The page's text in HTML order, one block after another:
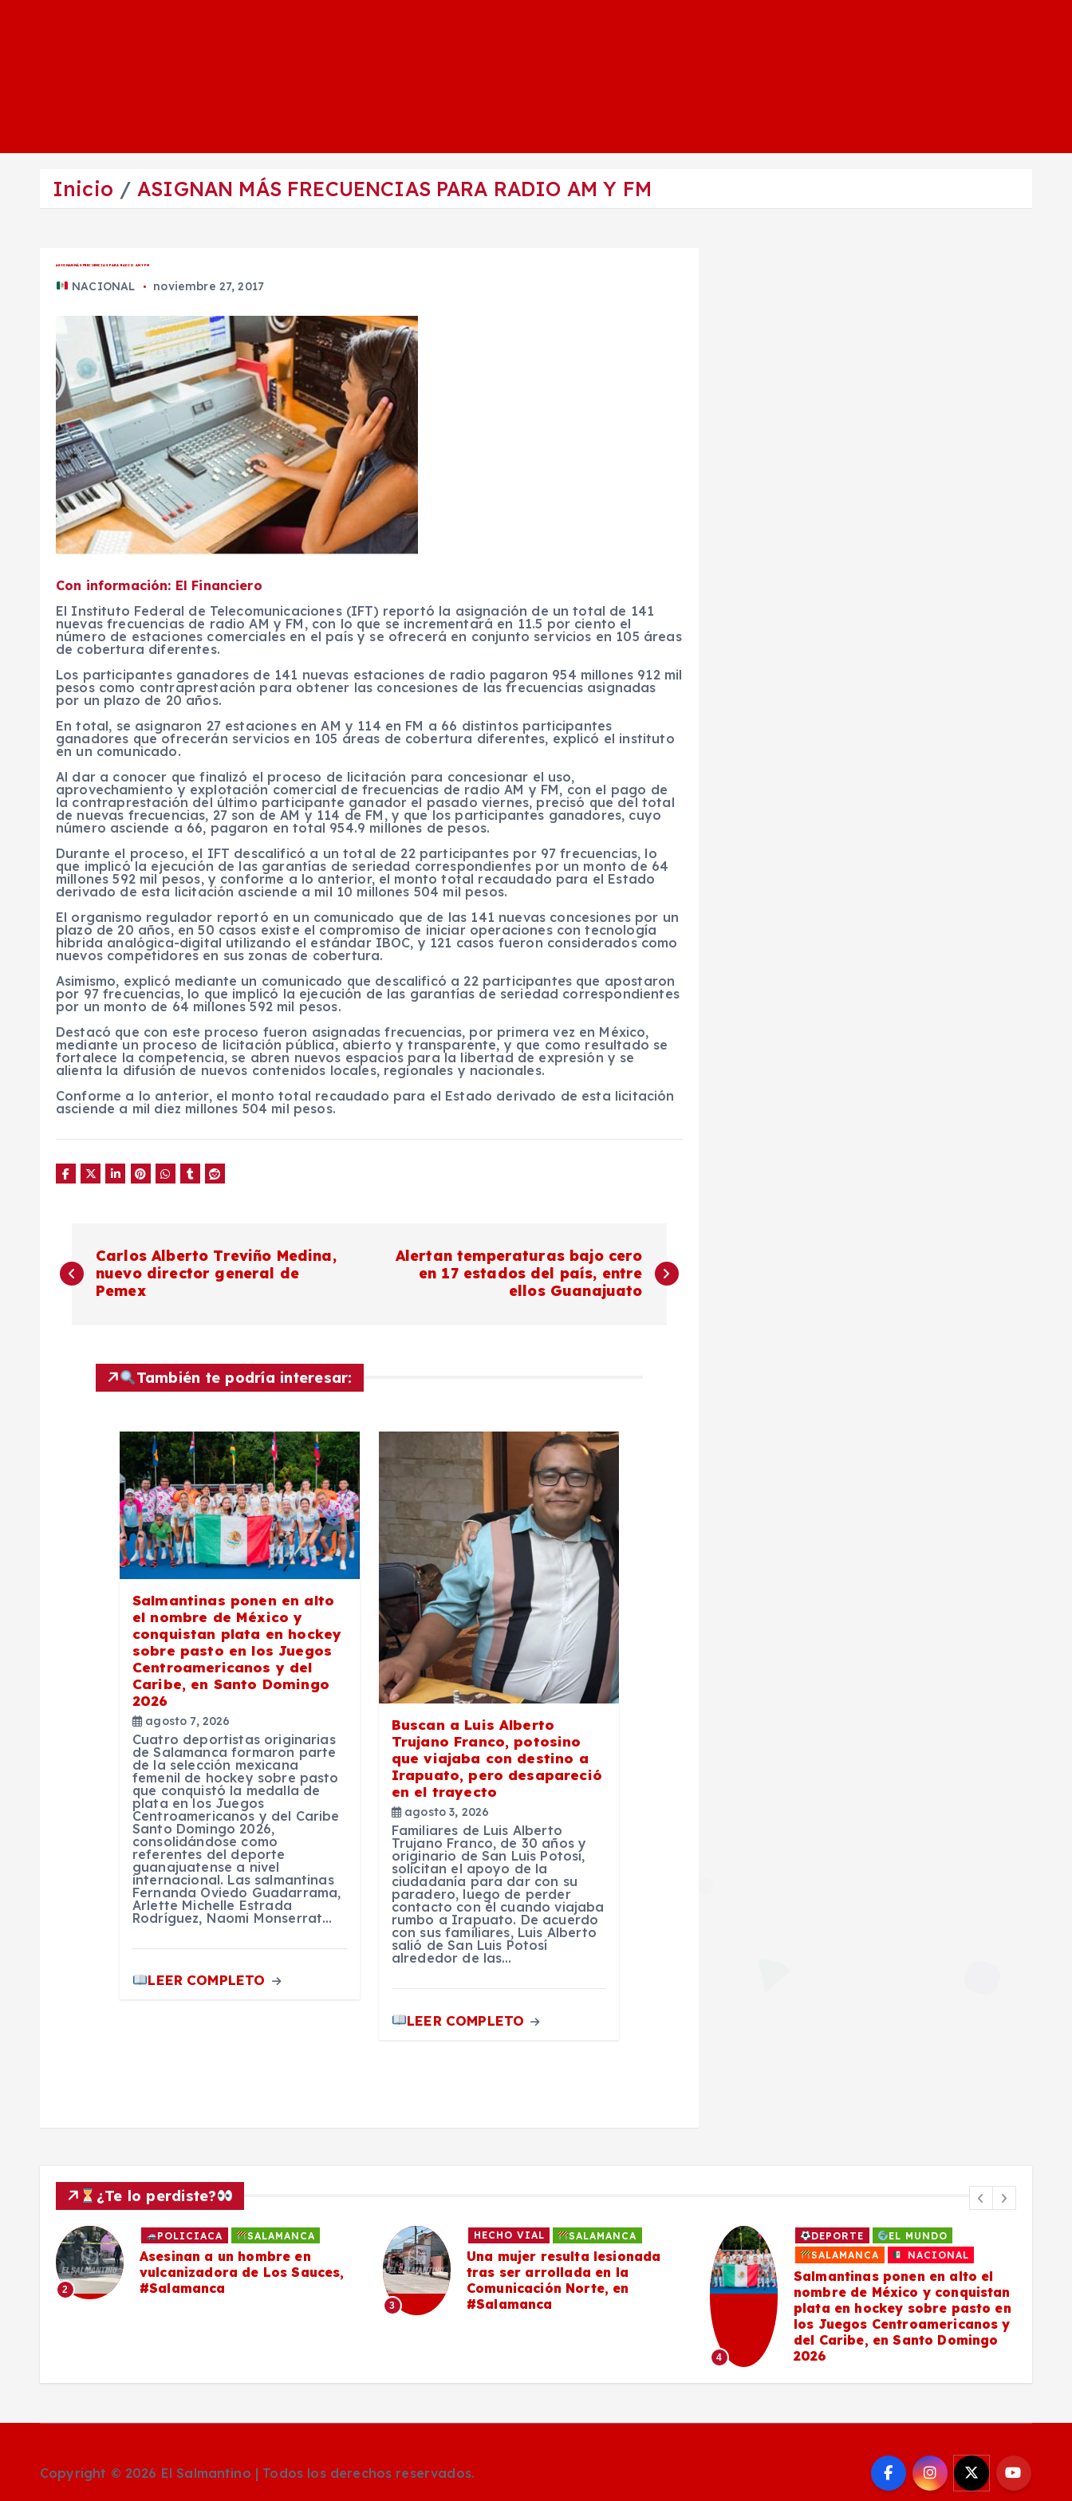
Inicio ASIGNAN MÁS FRECUENCIAS PARA RADIO AM Y FM
ASIGNAN MÁS FRECUENCIAS PARA RADIO AM Y FM
NACIONAL noviembre 27, 2017
Con información: El Financiero
El Instituto Federal de Telecomunicaciones (IFT) reportó la asignación de un total de 141
nuevas frecuencias de radio AM y FM, con lo que se incrementará en 11.5 por ciento el
número de estaciones comerciales en el país y se ofrecerá en conjunto servicios en 105 áreas
de cobertura diferentes.
Los participantes ganadores de 141 nuevas estaciones de radio pagaron 954 millones 912 mil
pesos como contraprestación para obtener las concesiones de las frecuencias asignadas
por un plazo de 20 años.
En total, se asignaron 27 estaciones en AM y 114 en FM a 66 distintos participantes
ganadores que ofrecerán servicios en 105 áreas de cobertura diferentes, explicó el instituto
en un comunicado.
Al dar a conocer que finalizó el proceso de licitación para concesionar el uso,
aprovechamiento y explotación comercial de frecuencias de radio AM y FM, con el pago de
la contraprestación del último participante ganador el pasado viernes, precisó que del total
de nuevas frecuencias, 27 son de AM y 114 de FM, y que los participantes ganadores, cuyo
número asciende a 66, pagaron en total 954.9 millones de pesos.
Durante el proceso, el IFT descalificó a un total de 22 participantes por 97 frecuencias, lo
que implicó la ejecución de las garantías de seriedad correspondientes por un monto de 64
millones 592 mil pesos, y conforme a lo anterior, el monto total recaudado para el Estado
derivado de esta licitación asciende a mil 10 millones 504 mil pesos.
El organismo regulador reportó en un comunicado que de las 141 nuevas concesiones por un
plazo de 20 años, en 50 casos existe el compromiso de iniciar operaciones con tecnología
hibrida analógica-digital utilizando el estándar IBOC, y 121 casos fueron considerados como
nuevos competidores en sus zonas de cobertura.
Asimismo, explicó mediante un comunicado que descalificó a 22 participantes que apostaron
por 97 frecuencias, lo que implicó la ejecución de las garantías de seriedad correspondientes
por un monto de 64 millones 592 mil pesos.
Destacó que con este proceso fueron asignadas frecuencias, por primera vez en México,
mediante un proceso de licitación pública, abierto y transparente, y que como resultado se
fortalece la competencia, se abren nuevos espacios para la libertad de expresión y se
alienta la difusión de nuevos contenidos locales, regionales y nacionales.
Conforme a lo anterior, el monto total recaudado para el Estado derivado de esta licitación
asciende a mil diez millones 504 mil pesos.
a
Carlos Alberto Treviño Medina,
nuevo director general de
Pemex
Alertan temperaturas bajo cero
en 17 estados del país, entre
ellos Guanajuato
También te podría interesar:
Salmantinas ponen en alto
el nombre de México y
conquistan plata en hockey
sobre pasto en los Juegos
Centroamericanos y del
Caribe, en Santo Domingo
2026
agosto 7, 2026
Cuatro deportistas originarias
de Salamanca formaron parte
de la selección mexicana
femenil de hockey sobre pasto
que conquistó la medalla de
plata en los Juegos
Centroamericanos y del Caribe
Santo Domingo 2026,
consolidándose como
referentes del deporte
guanajuatense a nivel
internacional. Las salmantinas
Fernanda Oviedo Guadarrama,
Arlette Michelle Estrada
Rodríguez, Naomi Monserrat…
LEER COMPLETO
Buscan a Luis Alberto
Trujano Franco, potosino
que viajaba con destino a
Irapuato, pero desapareció
en el trayecto
agosto 3, 2026
Familiares de Luis Alberto
Trujano Franco, de 30 años y
originario de San Luis Potosí,
solicitan el apoyo de la
ciudadanía para dar con su
paradero, luego de perder
contacto con él cuando viajaba
rumbo a Irapuato. De acuerdo
con sus familiares, Luis Alberto
salió de San Luis Potosí
alrededor de las…
LEER COMPLETO
¿Te lo perdiste?
2
POLICIACA SALAMANCA
Asesinan a un hombre en
vulcanizadora de Los Sauces,
#Salamanca
3
HECHO VIAL SALAMANCA
Una mujer resulta lesionada
tras ser arrollada en la
Comunicación Norte, en
#Salamanca
4
DEPORTE
EL MUNDO
SALAMANCA
NACIONAL
Salmantinas ponen en alto el
nombre de México y conquistan
plata en hockey sobre pasto en
los Juegos Centroamericanos y
del Caribe, en Santo Domingo
2026
Copyright © 2026 El Salmantino | Todos los derechos reservados.